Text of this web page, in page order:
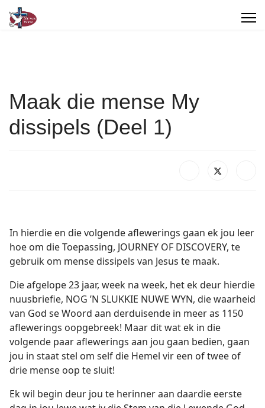
Maak die mense My
dissipels (Deel 1)
In hierdie en die volgende aflewerings gaan ek jou leer
hoe om die Toepassing, JOURNEY OF DISCOVERY, te
gebruik om mense dissipels van Jesus te maak.
Die afgelope 23 jaar, week na week, het ek deur hierdie
nuusbriefie, NOG ’N SLUKKIE NUWE WYN, die waarheid
van God se Woord aan derduisende in meer as 1150
aflewerings oopgebreek! Maar dit wat ek in die
volgende paar aflewerings aan jou gaan bedien, gaan
jou in staat stel om self die Hemel vir een of twee of
drie mense oop te sluit!
Ek wil begin deur jou te herinner aan daardie eerste